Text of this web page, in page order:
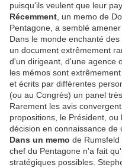
puisqu'ils veulent que leur
Récemment , un memo de
Pentagone, a semblé
Dans le monde enchanté
un document extrêmement
d'un dirigeant, d'une agence
les mémos sont
et écrits par différentes
(ou au Congrès) un panel
Rarement les avis
propositions, le Président,
décision en connaissance de
Dans un memo de
chef du Pentagone n'a fait
stratégiques possibles.